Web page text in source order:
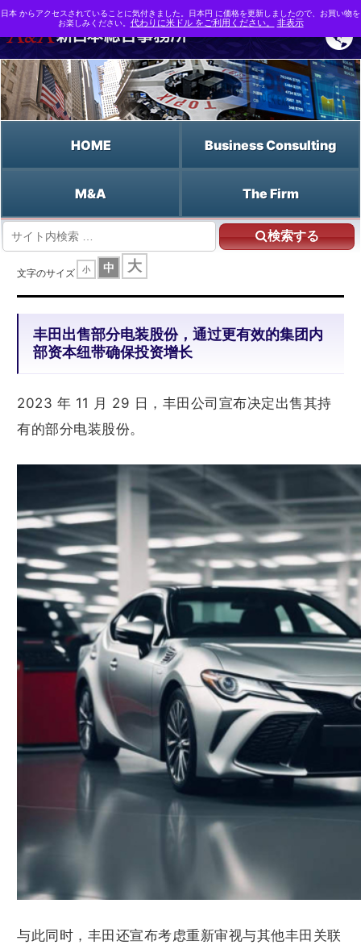
HOME Business Consulting
M&A The Firm
検索する
丰田出售部分电装股份，通过更有效的集团内部资本纽带确保投资增长
文字のサイズ 小 中 大
丰田出售部分电装股份，通过更有效的集团内
部资本纽带确保投资增长
2023 年 11 月 29 日，丰田公司宣布决定出售其持
有的部分电装股份。
与此同时，丰田还宣布考虑重新审视与其他丰田关联
日本 からアクセスされていることに気付きました。日本円 に価格を更新しましたので、お買い物を
お楽しみください。 代わりに米ドル をご利用ください。 非表示